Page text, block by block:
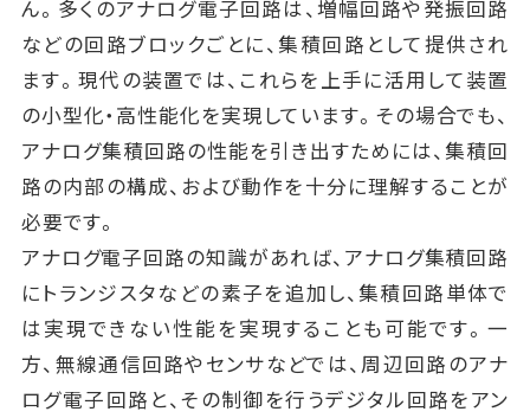
ん。多くのアナログ電子回路は、増幅回路や発振回路
などの回路ブロックごとに、集積回路として提供され
ます。現代の装置では、これらを上手に活用して装置
の小型化・高性能化を実現しています。その場合でも、
アナログ集積回路の性能を引き出すためには、集積回
路の内部の構成、および動作を十分に理解することが
必要です。
アナログ電子回路の知識があれば、アナログ集積回路
にトランジスタなどの素子を追加し、集積回路単体で
は実現できない性能を実現することも可能です。一
方、無線通信回路やセンサなどでは、周辺回路のアナ
ログ電子回路と、その制御を行うデジタル回路をアン